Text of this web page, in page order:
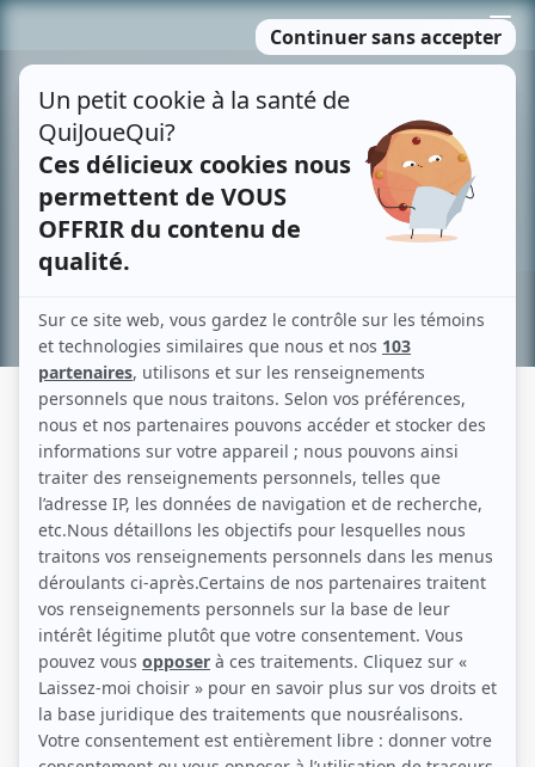
MENU
contenu
Recherche avancée »
LE PARADIS TERRESTRE
Fiche détaillée Liste des épisodes